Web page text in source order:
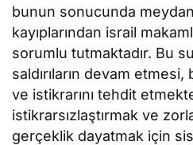
bunun sonucunda
kayıplarından israil
sorumlu tutmaktadır. Bu
saldırıların devam
ve istikrarını tehdit
istikrarsızlaştırmak ve
gerçeklik dayatmak için